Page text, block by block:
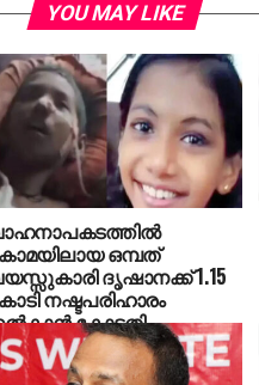
YOU MAY LIKE
ഒമ്പത്
ദൃഷാനക്ക് 1.15
നഷ്ടപരിഹാരം
കോടതി